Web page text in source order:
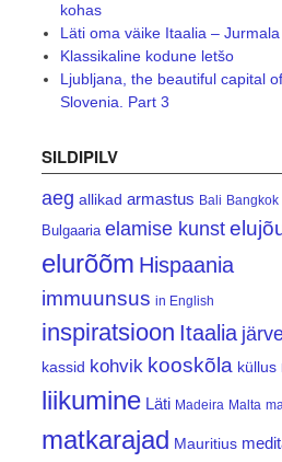
kohas
Läti oma väike Itaalia – Jurmala
Klassikaline kodune letšo
Ljubljana, the beautiful capital of
Slovenia. Part 3
SILDIPILV
aeg allikad armastus Bali Bangkok
Bulgaaria elamise kunst
elurõõm Hispaania
immuunsus in English
inspiratsioon Itaalia
kassid kohvik kooskõla küllus
liikumine Läti Madeira Malta
matkarajad Mauritius